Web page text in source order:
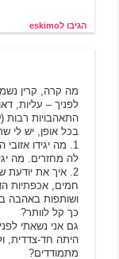
הגיבו לeskimo
מה קרה, קרין
לפניך – עליות,
התאהבויות רבות
בכל אופן, יש לי
1. מה יגידו
לה מחזרים. מה
2. איך את
חמים, אכפתיות
ושותפות באהבה
כך קל לוותר?
גם אני נשאתי
היתה חד-צדדית,
מתמודדים?